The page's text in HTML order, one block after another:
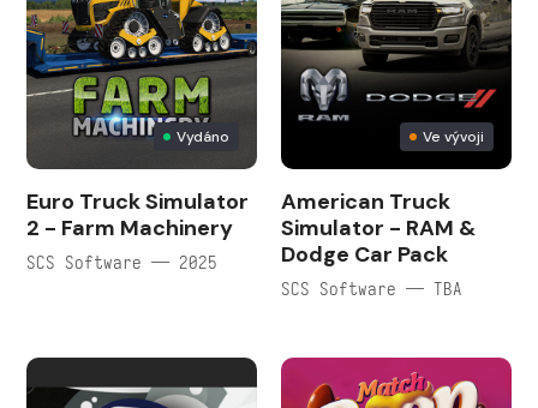
Vydáno
Euro Truck Simulator
2 - Farm Machinery
SCS Software — 2025
Ve vývoji
American Truck
Simulator - RAM &
Dodge Car Pack
SCS Software — TBA